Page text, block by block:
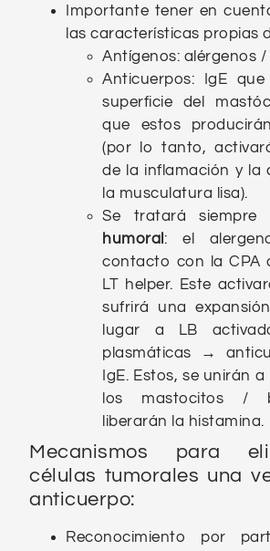
Importante tener en
las características propias
Antígenos: alérgenos
Anticuerpos: IgE
superficie del
que estos
(por lo tanto,
de la inflamación y la
la musculatura lisa).
Se tratará siempre
humoral : el
contacto con la CPA
LT helper. Este
sufrirá una
lugar a LB
plasmáticas →
IgE. Estos, se unirán
los mastocitos /
liberarán la histamina.
Mecanismos para
células tumorales una
anticuerpo:
Reconocimiento por